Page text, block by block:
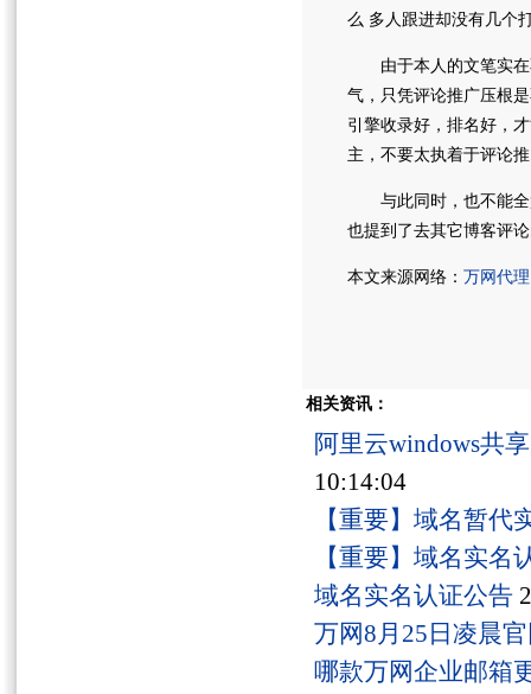
么 多人跟进却没有几个
由于本人的文笔实在
气，只凭评论推广压根
引擎收录好，排名好，
主，不要太执着于评论
与此同时，也不能全
也提到了去其它博客评
本文来源网络： 万网代理
相关资讯：
阿里云windows共
10:14:04
【重要】域名暂代
【重要】域名实名
域名实名认证公告
万网8月25日凌晨
哪款万网企业邮箱